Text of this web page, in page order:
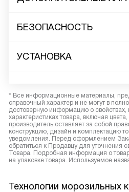
БЕЗОПАСНОСТЬ
УСТАНОВКА
* Все информационные материалы,
справочный характер и не могут в
достоверную информацию о свойствах,
характеристиках товара, включая
производитель оставляет за собой
конструкцию, дизайн и комплектацию
уведомления. Перед оформлением
обратиться к Продавцу для уточнения
Товара. Подробная информация о
на упаковке товара. Используемое
Технологии морозильных